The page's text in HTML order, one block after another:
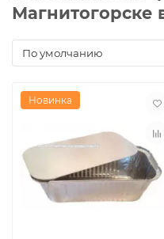
Магнитогорске
Новинка